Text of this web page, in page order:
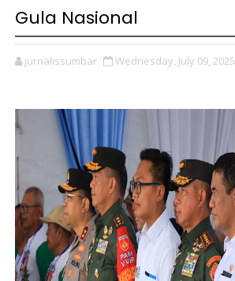
Gula Nasional
jurnalissumbar Wednesday, July 09, 2025